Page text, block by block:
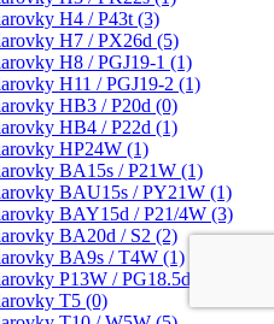
H4 / P43t (3)
H7 / PX26d (5)
H8 / PGJ19-1 (1)
H11 / PGJ19-2 (1)
HB3 / P20d (0)
HB4 / P22d (1)
HP24W (1)
BA15s / P21W (1)
BAU15s / PY21W (1)
BAY15d / P21/4W (3)
BA20d / S2 (2)
BA9s / T4W (1)
P13W / PG18.5d-1
T5 (0)